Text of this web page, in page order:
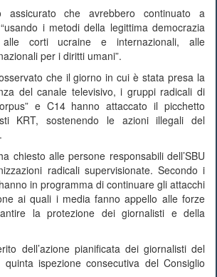
assicurato che avrebbero continuato a
i metodi della legittima democrazia
corti ucraine e internazionali, alle
per i diritti umani”.
che il giorno in cui è stata presa la
del canale televisivo, i gruppi radicali di
e C14 hanno attaccato il picchetto
KRT, sostenendo le azioni illegali del
chiesto alle persone responsabili dell’SBU
radicali supervisionate. Secondo i
in programma di continuare gli attacchi
ai quali i media fanno appello alle forze
la protezione dei giornalisti e della
dell’azione pianificata dei giornalisti del
ispezione consecutiva del Consiglio